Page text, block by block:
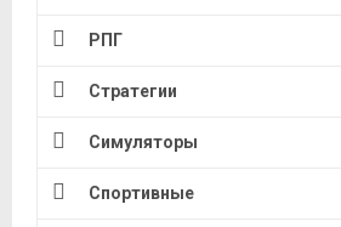
РПГ
Стратегии
Симуляторы
Спортивные